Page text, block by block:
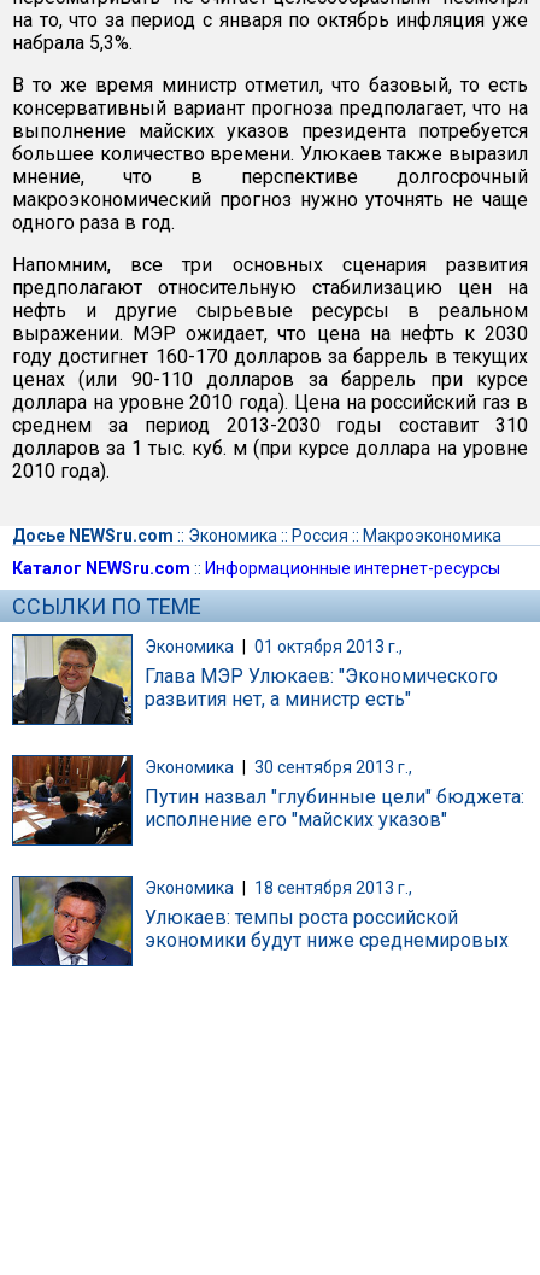
на то, что за период с января по октябрь инфляция уже
набрала 5,3%.
В то же время министр отметил, что базовый, то есть
консервативный вариант прогноза предполагает, что на
выполнение майских указов президента потребуется
большее количество времени. Улюкаев также выразил
мнение, что в перспективе долгосрочный
макроэкономический прогноз нужно уточнять не чаще
одного раза в год.
Напомним, все три основных сценария развития
предполагают относительную стабилизацию цен на
нефть и другие сырьевые ресурсы в реальном
выражении. МЭР ожидает, что цена на нефть к 2030
году достигнет 160-170 долларов за баррель в текущих
ценах (или 90-110 долларов за баррель при курсе
доллара на уровне 2010 года). Цена на российский газ в
среднем за период 2013-2030 годы составит 310
долларов за 1 тыс. куб. м (при курсе доллара на уровне
2010 года).
Досье NEWSru.com :: Экономика :: Россия :: Макроэкономика
Каталог NEWSru.com :: Информационные интернет-ресурсы
ССЫЛКИ ПО ТЕМЕ
Экономика | 01 октября 2013 г.,
Глава МЭР Улюкаев: "Экономического
развития нет, а министр есть"
Экономика 30 сентября 2013 г.,
Путин назвал "глубинные цели" бюджета:
исполнение его "майских указов"
Экономика 18 сентября 2013 г.,
Улюкаев: темпы роста российской
экономики будут ниже среднемировых